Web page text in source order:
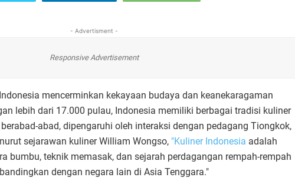
- Advertisment -
Responsive Advertisement
mencerminkan kekayaan budaya dan keanekaragaman
lebih dari 17.000 pulau, Indonesia memiliki berbagai tradisi kuliner
abad, dipengaruhi oleh interaksi dengan pedagang Tiongkok,
sejarawan kuliner William Wongso, "Kuliner Indonesia adalah
bumbu, teknik memasak, dan sejarah perdagangan rempah-rempah
dengan negara lain di Asia Tenggara."